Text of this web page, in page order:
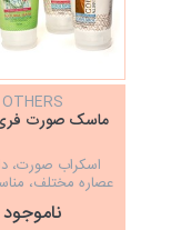
OTHERS
ماسک صورت
عصاره مختلف،
ناموجود